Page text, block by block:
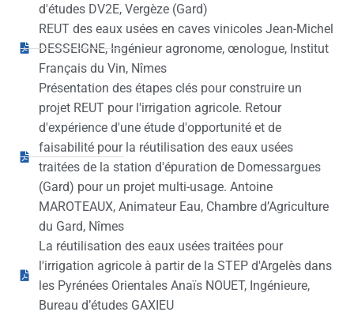
d'études DV2E, Vergèze (Gard)
REUT des eaux usées en caves vinicoles Jean-Michel
DESSEIGNE, Ingénieur agronome, œnologue, Institut
Français du Vin, Nîmes
Présentation des étapes clés pour construire un
projet REUT pour l'irrigation agricole. Retour
d'expérience d'une étude d'opportunité et de
faisabilité pour la réutilisation des eaux usées
traitées de la station d'épuration de Domessargues
(Gard) pour un projet multi-usage. Antoine
MAROTEAUX, Animateur Eau, Chambre d’Agriculture
du Gard, Nîmes
La réutilisation des eaux usées traitées pour
l'irrigation agricole à partir de la STEP d'Argelès dans
les Pyrénées Orientales Anaïs NOUET, Ingénieure,
Bureau d’études GAXIEU